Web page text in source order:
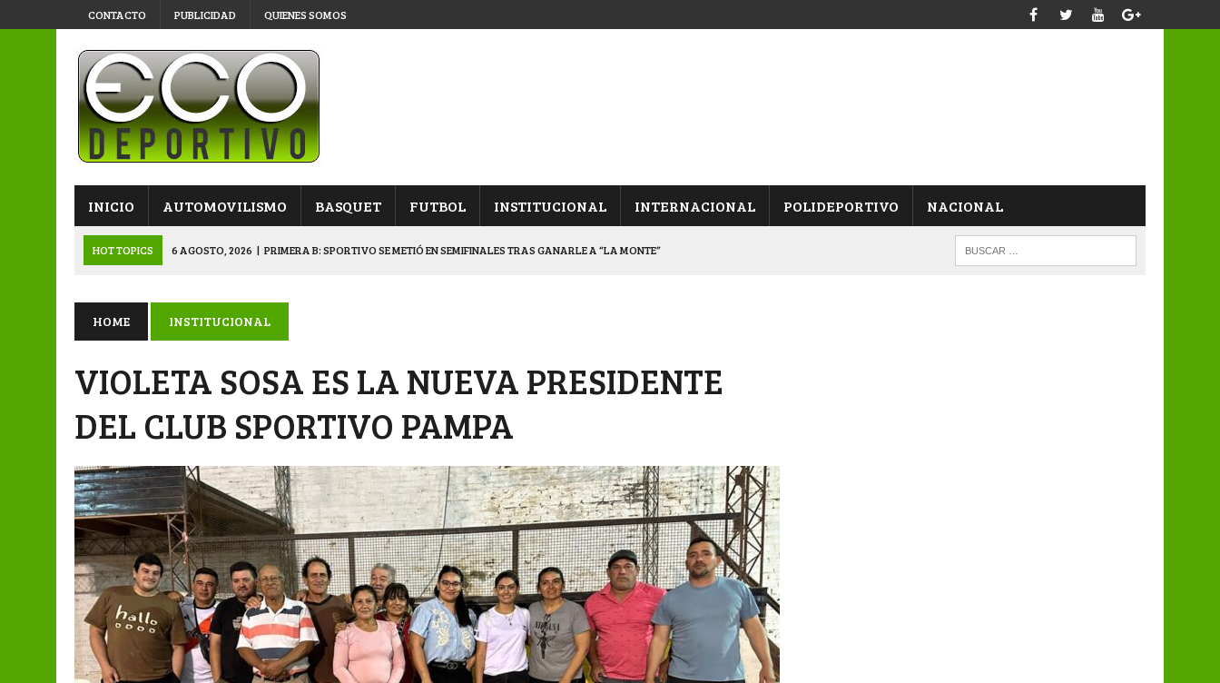
CONTACTO PUBLICIDAD QUIENES SOMOS
INICIO AUTOMOVILISMO BASQUET FUTBOL INSTITUCIONAL INTERNACIONAL POLIDEPORTIVO NACIONAL
HOT TOPICS 6 AGOSTO, 2026 | PRIMERA B: SPORTIVO SE METIÓ EN SEMIFINALES TRAS GANARLE A “LA MONTE”
5 AGOSTO, 2026 | EMOTIVO RECONOCIMIENTO DEL KARTING CHAQUEÑO AL “CHOLO” OCHEROV
6 AGOSTO, 2026 | SUB 20: TRIUNFO Y CLASIFICACIÓN DE LOS “ALBICELESTES”
HOME INSTITUCIONAL
VIOLETA SOSA ES LA NUEVA PRESIDENTE
DEL CLUB SPORTIVO PAMPA